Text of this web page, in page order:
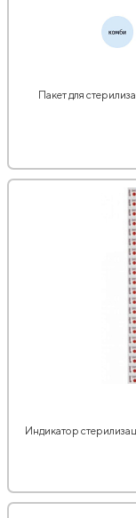
Пакет для
Индикатор